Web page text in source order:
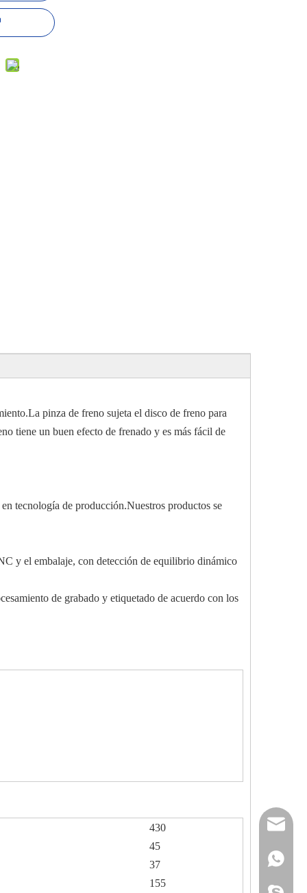
pinza de freno sujeta el disco de freno para
tiene un buen efecto de frenado y es más fácil de
tecnología de producción.Nuestros productos se
y el embalaje, con detección de equilibrio dinámico
de grabado y etiquetado de acuerdo con los
430
45
37
155